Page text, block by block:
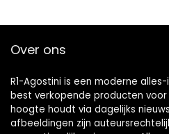
Over ons
R1-Agostini is een moderne
best verkopende producten
hoogte houdt via dagelijks
afbeeldingen zijn